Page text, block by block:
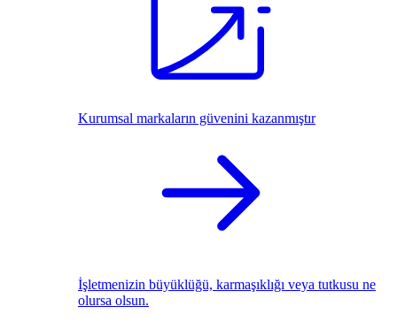
Kurumsal markaların güvenini kazanmıştır
İşletmenizin büyüklüğü, karmaşıklığı veya tutkusu ne
olursa olsun.